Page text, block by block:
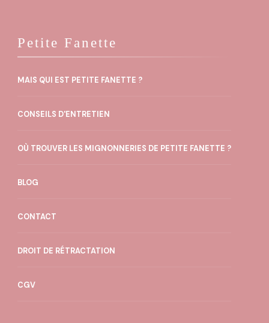
Petite Fanette
MAIS QUI EST PETITE FANETTE ?
CONSEILS D'ENTRETIEN
OÙ TROUVER LES MIGNONNERIES DE PETITE FANETTE ?
BLOG
CONTACT
DROIT DE RÉTRACTATION
CGV